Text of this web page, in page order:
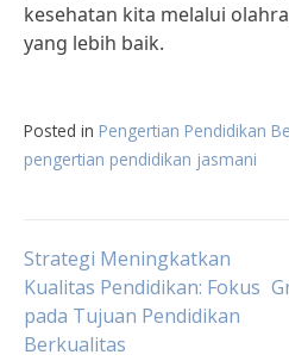
kesehatan kita melalui
yang lebih baik.
Posted in Pengertian Pendidikan
pengertian pendidikan jasmani
Post
navigation
Strategi Meningkatkan
Kualitas Pendidikan: Fokus
pada Tujuan Pendidikan
Berkualitas